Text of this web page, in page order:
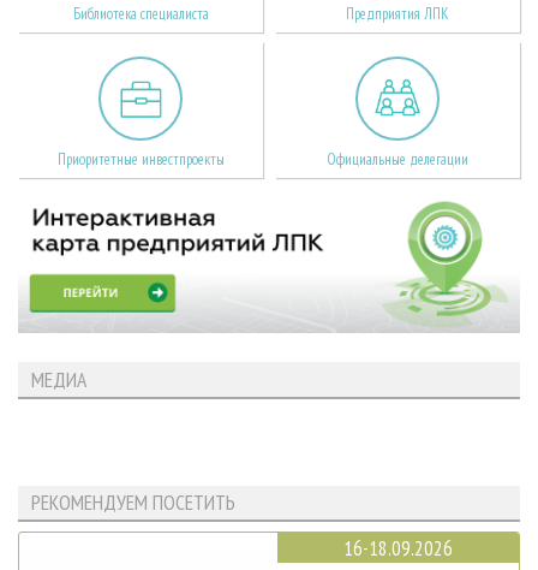
Библиотека специалиста Предприятия ЛПК
Приоритетные инвестпроекты Официальные делегации
МЕДИА
РЕКОМЕНДУЕМ ПОСЕТИТЬ
16-18.09.2026